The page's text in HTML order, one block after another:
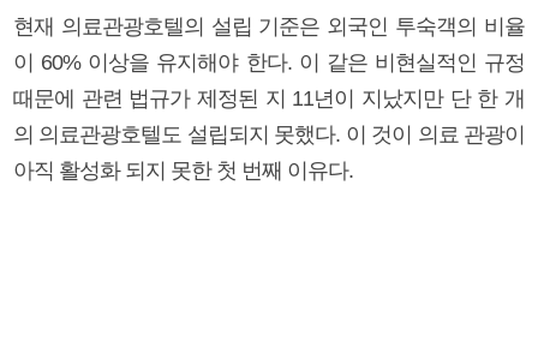
현재 의료관광호텔의 설립 기준은 외국인 투숙객의 비율
이 60% 이상을 유지해야 한다. 이 같은 비현실적인 규정
때문에 관련 법규가 제정된 지 11년이 지났지만 단 한 개
의 의료관광호텔도 설립되지 못했다. 이 것이 의료 관광이
아직 활성화 되지 못한 첫 번째 이유다.